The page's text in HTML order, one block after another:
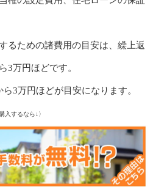
るための諸費用の目安は、繰上返
3万円ほどです。
3万円ほどが目安になります。
入するなら↓〉